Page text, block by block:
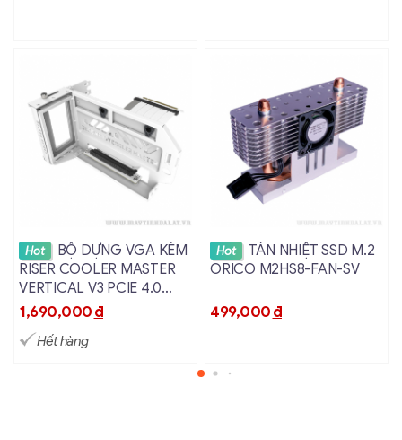
Xem chi tiết
Hot
BỘ DỰNG VGA KÈM
RISER COOLER MASTER
VERTICAL V3 PCIE 4.0
MÀU TRẮNG
1,690,000đ
Hết hàng
Xem chi tiết
Hot
TẢN NHIỆT SSD M.2
ORICO M2HS8-FAN-SV
499,000đ